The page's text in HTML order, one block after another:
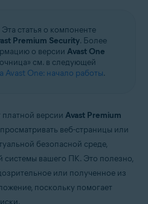
Эта статья о компоненте
Premium Security. Более
о версии Avast One
см. в следующей
Avast One: начало работы.
версии Avast Premium
веб-страницы или
безопасной среде,
системы вашего ПК. Это полезно,
или полученное из
поскольку помогает